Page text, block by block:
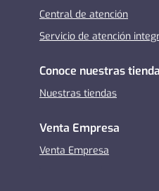
Central de atención
Servicio de atención
Conoce nuestras
Nuestras tiendas
Venta Empresa
Venta Empresa